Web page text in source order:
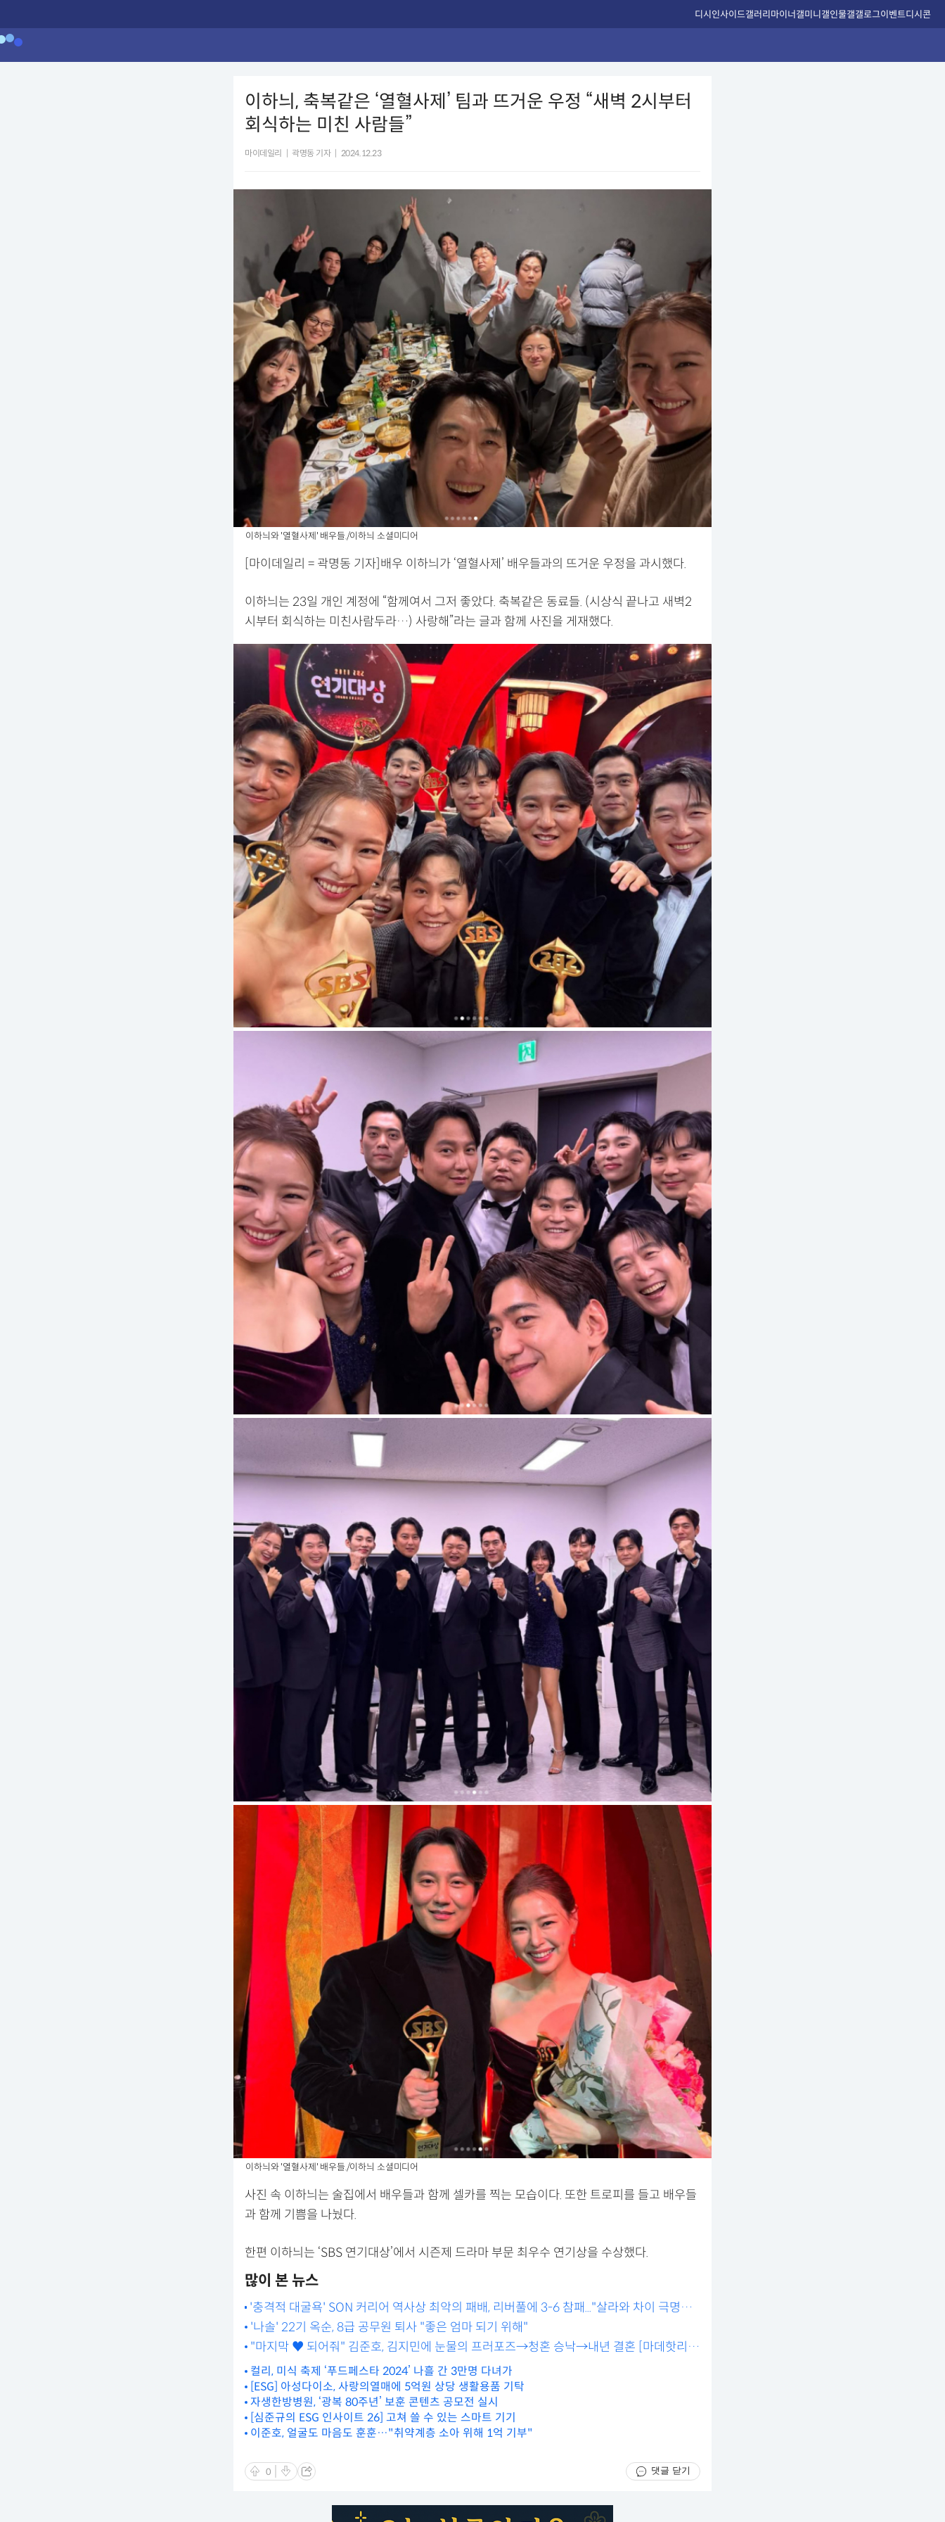
디시인사이드갤러리마이너갤미니갤인물갤갤로그이벤트디시콘
이하늬, 축복같은 ‘열혈사제’ 팀과 뜨거운 우정 “새벽 2시부터
회식하는 미친 사람들”
마이데일리 곽명동 기자 2024.12.23
이하늬와 '열혈사제' 배우들./이하늬 소셜미디어
[마이데일리 = 곽명동 기자]배우 이하늬가 ‘열혈사제’ 배우들과의 뜨거운 우정을 과시했다.
이하늬는 23일 개인 계정에 “함께여서 그저 좋았다. 축복같은 동료들. (시상식 끝나고 새벽2
시부터 회식하는 미친사람두라…) 사랑해”라는 글과 함께 사진을 게재했다.
이하늬와 '열혈사제' 배우들./이하늬 소셜미디어
사진 속 이하늬는 술집에서 배우들과 함께 셀카를 찍는 모습이다. 또한 트로피를 들고 배우들
과 함께 기쁨을 나눴다.
한편 이하늬는 ‘SBS 연기대상’에서 시즌제 드라마 부문 최우수 연기상을 수상했다.
많이 본 뉴스
'충격적 대굴욕' SON 커리어 역사상 최악의 패배, 리버풀에 3-6 참패..."살라와 차이 극명했
다" 英 언론의 혹평
'나솔' 22기 옥순, 8급 공무원 퇴사 "좋은 엄마 되기 위해"
"마지막 ♥ 되어줘" 김준호, 김지민에 눈물의 프러포즈→청혼 승낙→내년 결혼 [마데핫리
뷰](종합)
컬리, 미식 축제 ‘푸드페스타 2024’ 나흘 간 3만명 다녀가
[ESG] 아성다이소, 사랑의열매에 5억원 상당 생활용품 기탁
자생한방병원, ‘광복 80주년’ 보훈 콘텐츠 공모전 실시
[심준규의 ESG 인사이트 26] 고쳐 쓸 수 있는 스마트 기기
이준호, 얼굴도 마음도 훈훈…"취약계층 소아 위해 1억 기부"
0 댓글 닫기